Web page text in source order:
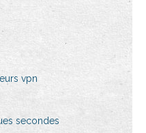
vpn
secondes